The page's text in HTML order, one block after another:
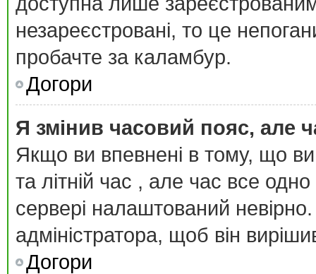
незареєстровані, то це
пробачте за каламбур.
Догори
Я змінив часовий пояс, але
Якщо ви впевнені в тому, що
та літній час , але час все
сервері налаштований
адміністратора, щоб він
Догори